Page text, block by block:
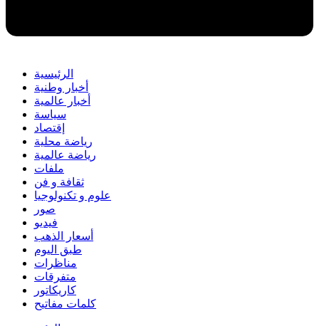
الرئيسية
أخبار وطنية
أخبار عالمية
سياسة
إقتصاد
رياضة محلية
رياضة عالمية
ملفات
ثقافة و فن
علوم و تكنولوجيا
صور
فيديو
أسعار الذهب
طبق اليوم
مناظرات
متفرقات
كاريكاتور
كلمات مفاتيح